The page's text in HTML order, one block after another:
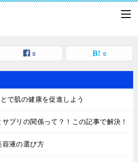
0 0
で肌の健康を促進しよう
プリの関係って？！この記事で解決！
容液の選び方